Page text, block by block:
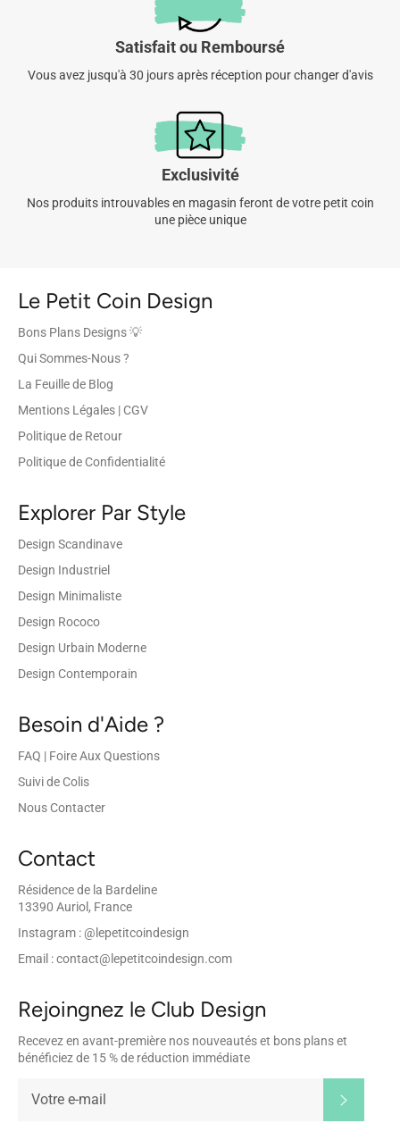
Satisfait ou Remboursé
Vous avez jusqu'à 30 jours après réception pour changer d'avis
Exclusivité
Nos produits introuvables en magasin feront de votre petit coin
une pièce unique
Le Petit Coin Design
Bons Plans Designs 💡
Qui Sommes-Nous ?
La Feuille de Blog
Mentions Légales | CGV
Politique de Retour
Politique de Confidentialité
Explorer Par Style
Design Scandinave
Design Industriel
Design Minimaliste
Design Rococo
Design Urbain Moderne
Design Contemporain
Besoin d'Aide ?
FAQ | Foire Aux Questions
Suivi de Colis
Nous Contacter
Contact
Résidence de la Bardeline
13390 Auriol, France
Instagram : @lepetitcoindesign
Email : contact@lepetitcoindesign.com
Rejoingnez le Club Design
Recevez en avant-première nos nouveautés et bons plans et
bénéficiez de 15 % de réduction immédiate